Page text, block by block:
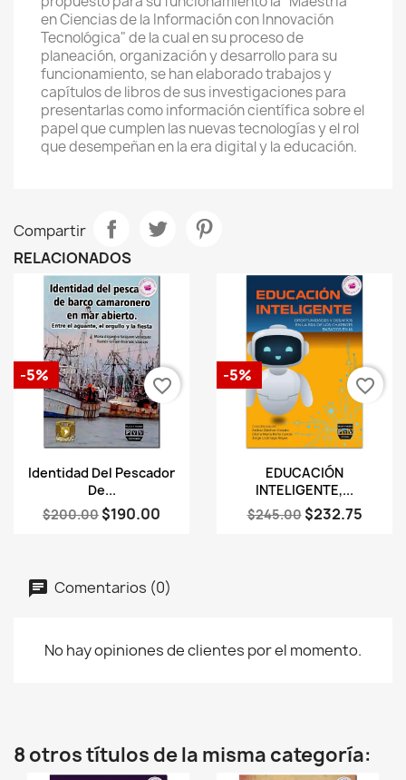
en Ciencias de la Información con Innovación
Tecnológica" de la cual en su proceso de
planeación, organización y desarrollo para su
funcionamiento, se han elaborado trabajos y
capítulos de libros de sus investigaciones para
presentarlas como información científica sobre el
papel que cumplen las nuevas tecnologías y el rol
que desempeñan en la era digital y la educación.
Compartir
RELACIONADOS
Vista rápida
Identidad Del Pescador
De...
$200.00 $190.00
-5%
favorite_border
Vista rápida
EDUCACIÓN
INTELIGENTE,...
$245.00 $232.75
-5%
favorite_border
Comentarios (0)
No hay opiniones de clientes por el momento.
8 otros títulos de la misma categoría: